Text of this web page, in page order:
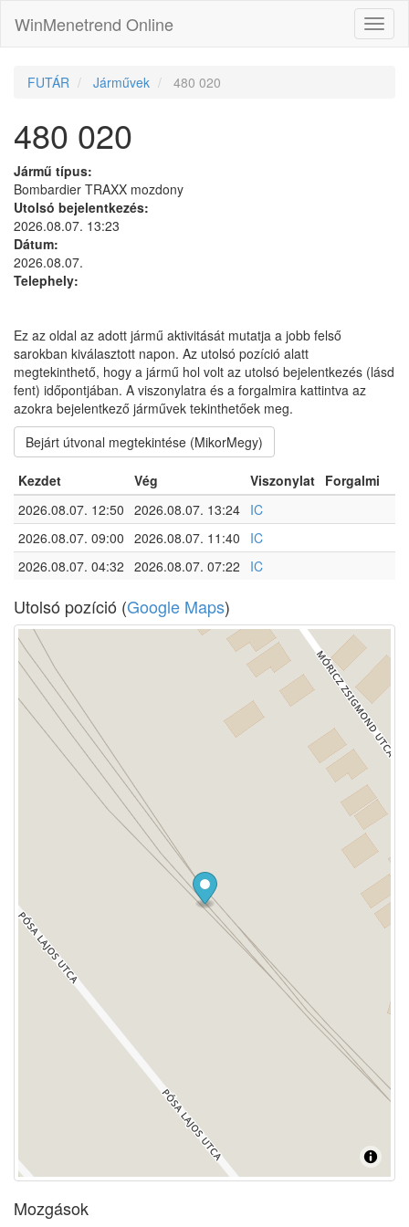
WinMenetrend Online
FUTÁR Járművek 480 020
480 020
Jármű típus:
Bombardier TRAXX mozdony
Utolsó bejelentkezés:
2026.08.07. 13:23
Dátum:
2026.08.07.
Telephely:
Ez az oldal az adott jármű aktivitását mutatja a jobb felső
sarokban kiválasztott napon. Az utolsó pozíció alatt
megtekinthető, hogy a jármű hol volt az utolsó bejelentkezés (lásd
fent) időpontjában. A viszonylatra és a forgalmira kattintva az
azokra bejelentkező járművek tekinthetőek meg.
Bejárt útvonal megtekintése (MikorMegy)
Kezdet Vég Viszonylat Forgalmi
2026.08.07. 12:50 2026.08.07. 13:24 IC
2026.08.07. 09:00 2026.08.07. 11:40
IC
2026.08.07. 04:32 2026.08.07. 07:22 IC
Utolsó pozíció (Google Maps)
Mozgások